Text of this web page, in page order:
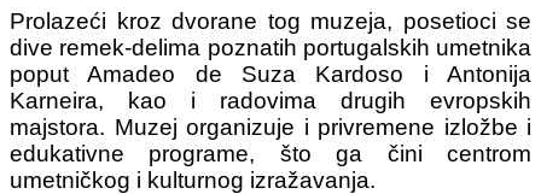
Prolazeći kroz dvorane tog muzeja, posetioci se
dive remek-delima poznatih portugalskih umetnika
poput Amadeo de Suza Kardoso i Antonija
Karneira, kao i radovima drugih evropskih
majstora. Muzej organizuje i privremene izložbe i
edukativne programe, što ga čini centrom
umetničkog i kulturnog izražavanja.